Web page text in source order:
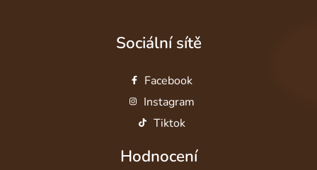
Sociální sítě
Facebook
Instagram
Tiktok
Hodnocení